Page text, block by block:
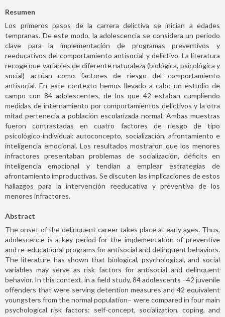
Resumen
Los primeros pasos de la carrera delictiva se inician a edades
tempranas. De este modo, la adolescencia se considera un período
clave para la implementación de programas preventivos y
reeducativos del comportamiento antisocial y delictivo. La literatura
recoge que variables de diferente naturaleza (biológica, psicológica y
social) actúan como factores de riesgo del comportamiento
antisocial. En este contexto hemos llevado a cabo un estudio de
campo con 84 adolescentes, de los que 42 estaban cumpliendo
medidas de internamiento por comportamientos delictivos y la otra
mitad pertenecía a población escolarizada normal. Ambas muestras
fueron contrastadas en cuatro factores de riesgo de tipo
psicológico-individual: autoconcepto, socialización, afrontamiento e
inteligencia emocional. Los resultados mostraron que los menores
infractores presentaban problemas de socialización, déficits en
inteligencia emocional y tendían a emplear estrategias de
afrontamiento improductivas. Se discuten las implicaciones de estos
hallazgos para la intervención reeducativa y preventiva de los
menores infractores.
Abstract
The onset of the delinquent career takes place at early ages. Thus,
adolescence is a key period for the implementation of preventive
and re-educational programs for antisocial and delinquent behaviors.
The literature has shown that biological, psychological, and social
variables may serve as risk factors for antisocial and delinquent
behavior. In this context, in a field study, 84 adolescents –42 juvenile
offenders that were serving detention measures and 42 equivalent
youngsters from the normal population– were compared in four main
psychological risk factors: self-concept, socialization, coping, and